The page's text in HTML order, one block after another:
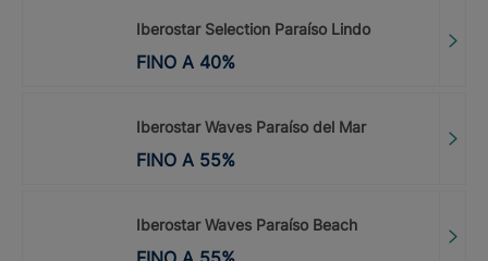
Iberostar Selection Paraíso Lindo
FINO A 40%
Iberostar Waves Paraíso del Mar
FINO A 55%
Iberostar Waves Paraíso Beach